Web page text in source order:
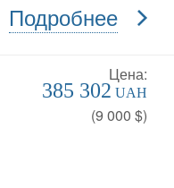
Подробнее
Цена:
385 302 UAH
(9 000 $)